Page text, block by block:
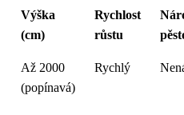
Výška
(cm)
Rychlost
růstu
Až 2000
(popínavá)
Rychlý